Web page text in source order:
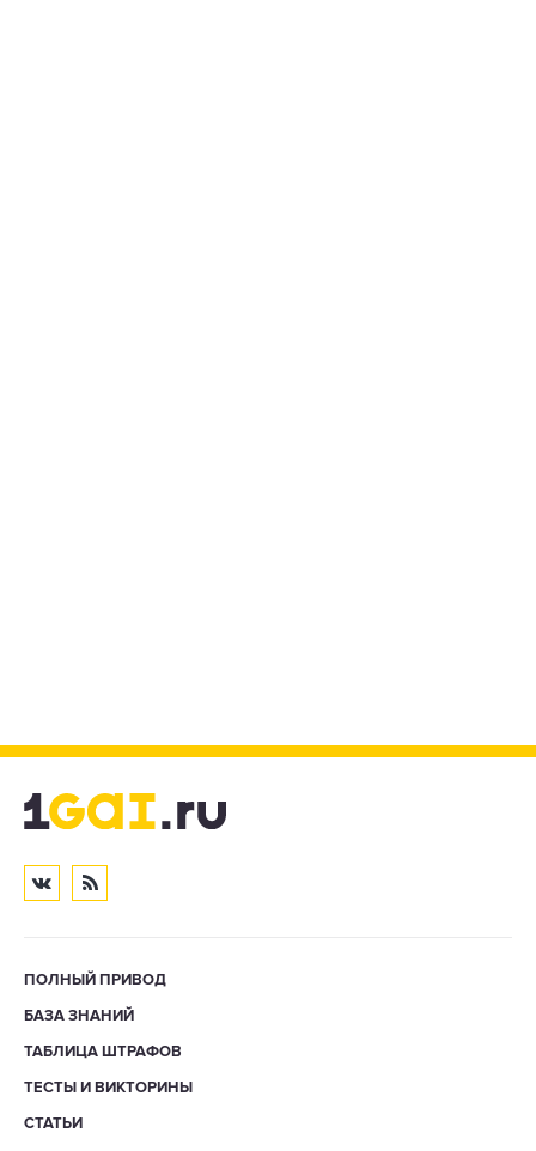
ПОЛНЫЙ ПРИВОД
БАЗА ЗНАНИЙ
ТАБЛИЦА ШТРАФОВ
ТЕСТЫ И ВИКТОРИНЫ
СТАТЬИ